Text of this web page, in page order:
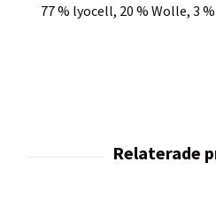
77 % lyocell, 20 % Wolle, 3